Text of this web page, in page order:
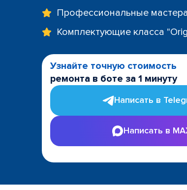
Профессиональные мастера
Комплектующие класса
Узнайте точную стоимость
ремонта в боте за 1 минуту
Написать в
Написать в